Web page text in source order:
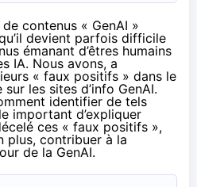
contenus « GenAI »
devient parfois difficile
émanant d’êtres humains
IA. Nous avons, a
« faux positifs » dans le
les sites d’info GenAI.
identifier de tels
important d’expliquer
ces « faux positifs »,
plus, contribuer à la
de la GenAI.